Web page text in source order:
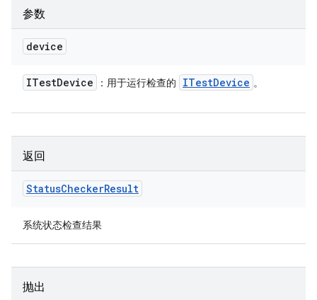
参数
device
ITestDevice ：用于运行检查的 ITestDevice 。
返回
StatusCheckerResult
系统状态检查结果
抛出